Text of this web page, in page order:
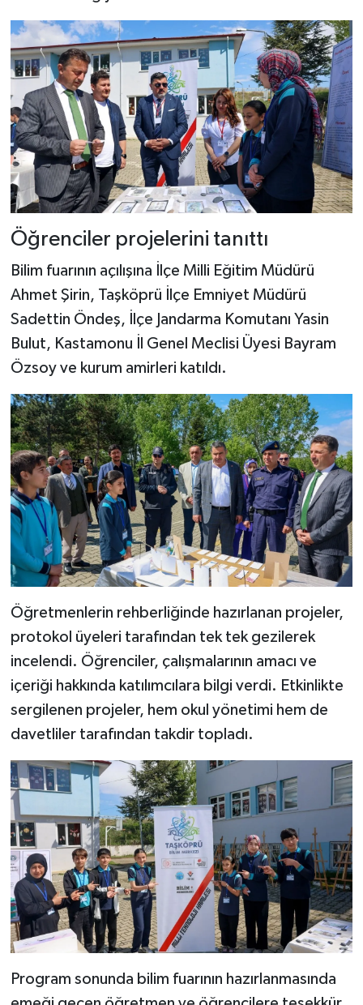
Öğrenciler projelerini tanıttı
Bilim fuarının açılışına İlçe Milli Eğitim Müdürü
Ahmet Şirin, Taşköprü İlçe Emniyet Müdürü
Sadettin Öndeş, İlçe Jandarma Komutanı Yasin
Bulut, Kastamonu İl Genel Meclisi Üyesi Bayram
Özsoy ve kurum amirleri katıldı.
Öğretmenlerin rehberliğinde hazırlanan projeler,
protokol üyeleri tarafından tek tek gezilerek
incelendi. Öğrenciler, çalışmalarının amacı ve
içeriği hakkında katılımcılara bilgi verdi. Etkinlikte
sergilenen projeler, hem okul yönetimi hem de
davetliler tarafından takdir topladı.
Program sonunda bilim fuarının hazırlanmasında
Taşköprü Haberleri
Tosya Haberleri
Karadeniz Haberleri
Ulusal Haberler
Teknoloji Haberleri
Siyaset Haberleri
Yerel Haberler
Haber Arşivi